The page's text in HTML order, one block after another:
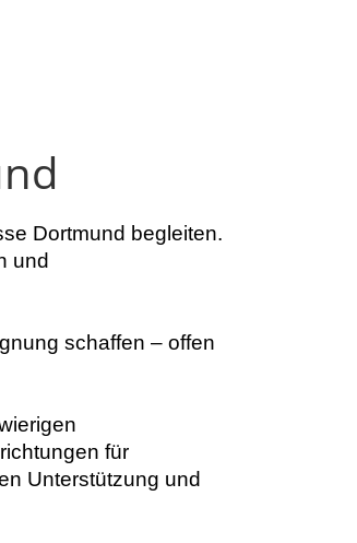
Dortmund begleiten.
und
schaffen – offen
für
Unterstützung und